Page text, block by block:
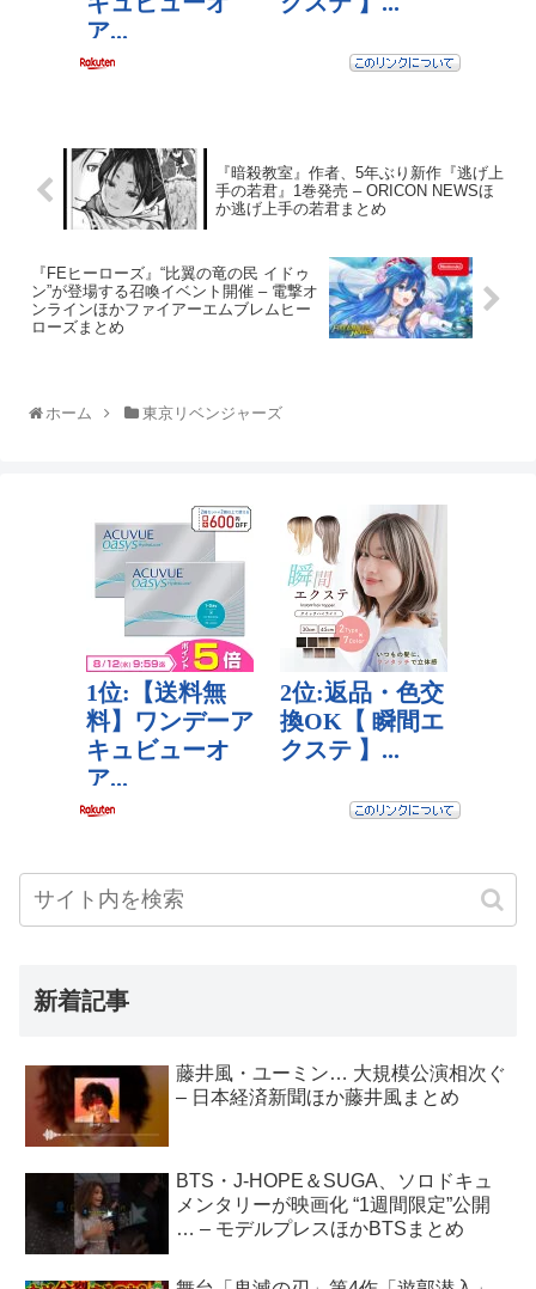
『暗殺教室』作者、5年ぶり新作『逃げ上
手の若君』1巻発売 – ORICON NEWSほ
か逃げ上手の若君まとめ
『FEヒーローズ』“比翼の竜の民 イドゥ
ン”が登場する召喚イベント開催 – 電撃オ
ンラインほかファイアーエムブレムヒー
ローズまとめ
ホーム 東京リベンジャーズ
新着記事
藤井風・ユーミン… 大規模公演相次ぐ
– 日本経済新聞ほか藤井風まとめ
BTS・J-HOPE＆SUGA、ソロドキュ
メンタリーが映画化 “1週間限定”公開
… – モデルプレスほかBTSまとめ